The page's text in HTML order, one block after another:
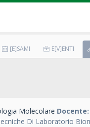
[E]SAMI E[V]ENTI
Molecolare Docente:
Di Laboratorio